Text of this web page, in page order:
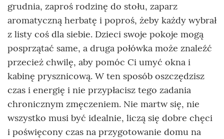
grudnia, zaproś rodzinę do stołu, zaparz
aromatyczną herbatę i poproś, żeby każdy wybrał
z listy coś dla siebie. Dzieci swoje pokoje mogą
posprzątać same, a druga połówka może znaleźć
przecież chwilę, aby pomóc Ci umyć okna i
kabinę prysznicową. W ten sposób oszczędzisz
czas i energię i nie przypłacisz tego zadania
chronicznym zmęczeniem. Nie martw się, nie
wszystko musi być idealnie, liczą się dobre chęci
i poświęcony czas na przygotowanie domu na